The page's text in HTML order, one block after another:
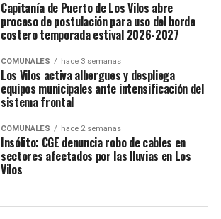
Capitanía de Puerto de Los Vilos abre
proceso de postulación para uso del borde
costero temporada estival 2026-2027
COMUNALES hace 3 semanas
Los Vilos activa albergues y despliega
equipos municipales ante intensificación del
sistema frontal
COMUNALES hace 2 semanas
Insólito: CGE denuncia robo de cables en
sectores afectados por las lluvias en Los
Vilos